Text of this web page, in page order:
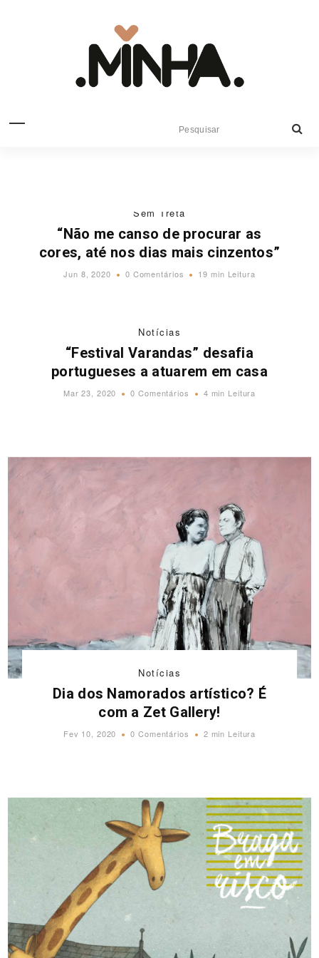
Sem Treta
“Não me canso de procurar as
cores, até nos dias mais cinzentos”
Jun 8, 2020 0 Comentários 19 min Leitura
Notícias
“Festival Varandas” desafia
portugueses a atuarem em casa
Mar 23, 2020 0 Comentários 4 min Leitura
Notícias
Dia dos Namorados artístico? É
com a Zet Gallery!
Fev 10, 2020 0 Comentários 2 min Leitura